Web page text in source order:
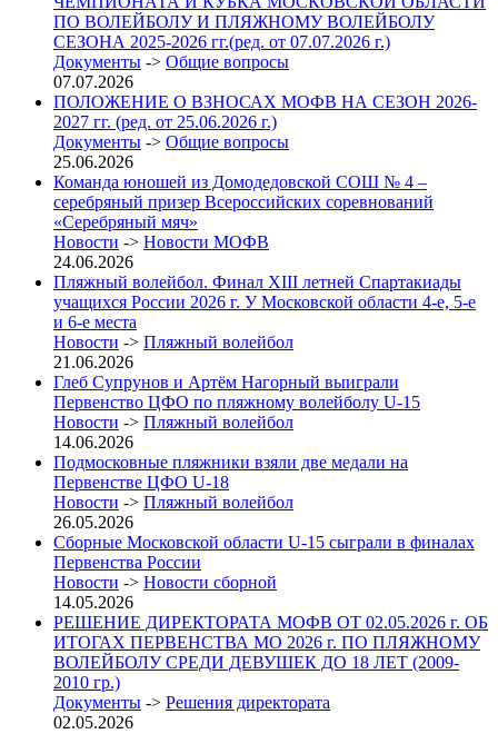
ПО ВОЛЕЙБОЛУ И ПЛЯЖНОМУ ВОЛЕЙБОЛУ
СЕЗОНА 2025-2026 гг.(ред. от 07.07.2026 г.)
Документы -> Общие вопросы
07.07.2026
ПОЛОЖЕНИЕ О ВЗНОСАХ МОФВ НА СЕЗОН 2026-
2027 гг. (ред. от 25.06.2026 г.)
Документы -> Общие вопросы
25.06.2026
Команда юношей из Домодедовской СОШ № 4 –
серебряный призер Всероссийских соревнований
«Серебряный мяч»
Новости -> Новости МОФВ
24.06.2026
Пляжный волейбол. Финал XIII летней Спартакиады
учащихся России 2026 г. У Московской области 4-е, 5-е
и 6-е места
Новости -> Пляжный волейбол
21.06.2026
Глеб Супрунов и Артём Нагорный выиграли
Первенство ЦФО по пляжному волейболу U-15
Новости -> Пляжный волейбол
14.06.2026
Подмосковные пляжники взяли две медали на
Первенстве ЦФО U-18
Новости -> Пляжный волейбол
26.05.2026
Сборные Московской области U-15 сыграли в финалах
Первенства России
Новости -> Новости сборной
14.05.2026
РЕШЕНИЕ ДИРЕКТОРАТА МОФВ ОТ 02.05.2026 г. ОБ
ИТОГАХ ПЕРВЕНСТВА МО 2026 г. ПО ПЛЯЖНОМУ
ВОЛЕЙБОЛУ СРЕДИ ДЕВУШЕК ДО 18 ЛЕТ (2009-
2010 гр.)
Документы -> Решения директората
02.05.2026